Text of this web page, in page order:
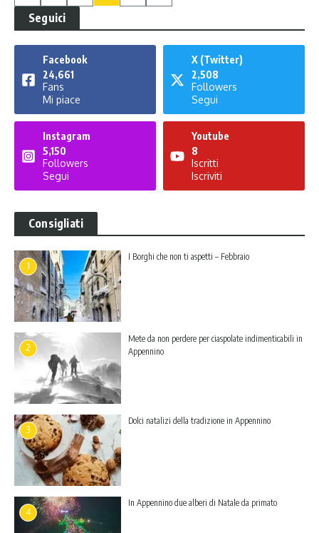
Seguici
Facebook
24,661
Fans
Mi piace
X (Twitter)
2,508
Followers
Segui
Instagram
5,150
Followers
Segui
Youtube
8
Iscritti
Iscriviti
Consigliati
1
I Borghi che non ti aspetti – Febbraio
2
Mete da non perdere per ciaspolate indimenticabili in
Appennino
3
Dolci natalizi della tradizione in Appennino
4
In Appennino due alberi di Natale da primato